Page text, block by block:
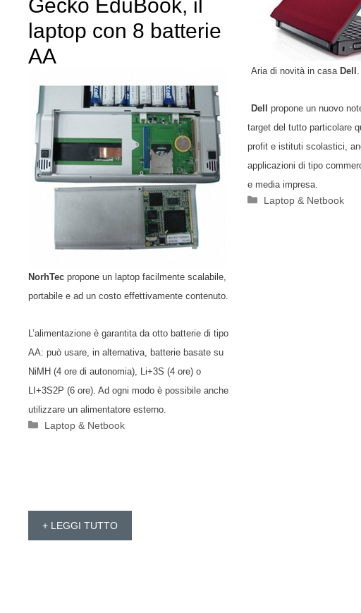
Gecko EduBook, il
laptop con 8 batterie
AA
NorhTec propone un laptop facilmente scalabile,
portabile e ad un costo effettivamente contenuto.
L’alimentazione è garantita da otto batterie di tipo
AA: può usare, in alternativa, batterie basate su
NiMH (4 ore di autonomia), Li+3S (4 ore) o
LI+3S2P (6 ore). Ad ogni modo è possibile anche
utilizzare un alimentatore esterno.
Categorie
Laptop & Netbook
Aria di novità in casa Dell .
Dell propone un nuovo
target del tutto particolare
profit e istituti scolastici,
applicazioni di tipo
e media impresa.
Categorie
Laptop & Netbook
+ LEGGI TUTTO